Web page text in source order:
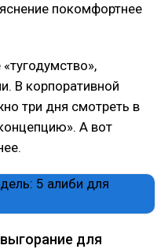
покомфортнее
В корпоративной
три дня смотреть в
А вот
для